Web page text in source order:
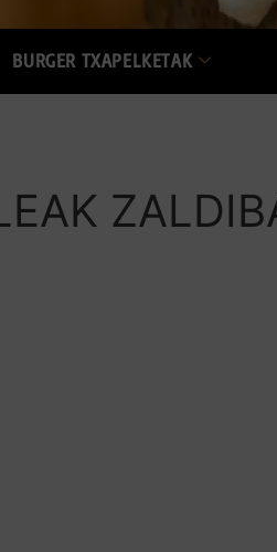
BURGER TXAPELKETAK